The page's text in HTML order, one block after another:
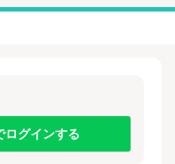
ログインする